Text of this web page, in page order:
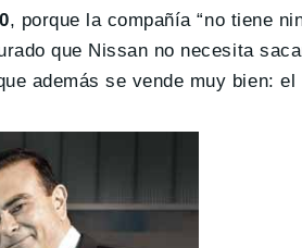
, porque la compañía “no tiene
que Nissan no necesita
además se vende muy bien: el